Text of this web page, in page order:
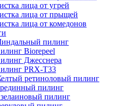
лица от угрей
лица от прыщей
лица от комедонов
пилинг
Biorepeel
Джесснера
PRX-T33
ретиноловый пилинг
пилинг
пилинг